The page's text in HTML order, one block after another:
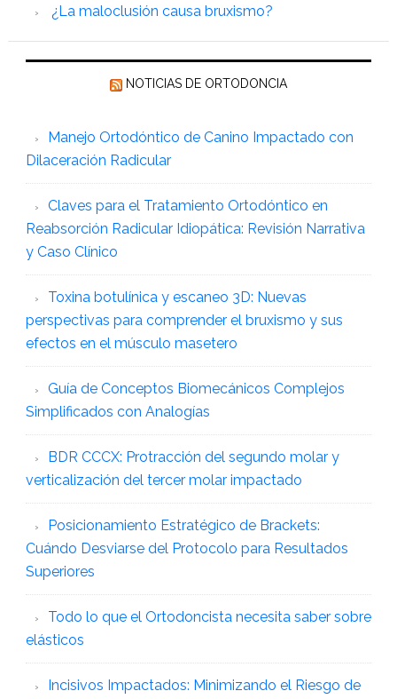
¿La maloclusión causa bruxismo?
NOTICIAS DE ORTODONCIA
Manejo Ortodóntico de Canino Impactado con
Dilaceración Radicular
Claves para el Tratamiento Ortodóntico en
Reabsorción Radicular Idiopática: Revisión Narrativa
y Caso Clínico
Toxina botulínica y escaneo 3D: Nuevas
perspectivas para comprender el bruxismo y sus
efectos en el músculo masetero
Guía de Conceptos Biomecánicos Complejos
Simplificados con Analogías
BDR CCCX: Protracción del segundo molar y
verticalización del tercer molar impactado
Posicionamiento Estratégico de Brackets:
Cuándo Desviarse del Protocolo para Resultados
Superiores
Todo lo que el Ortodoncista necesita saber sobre
elásticos
Incisivos Impactados: Minimizando el Riesgo de